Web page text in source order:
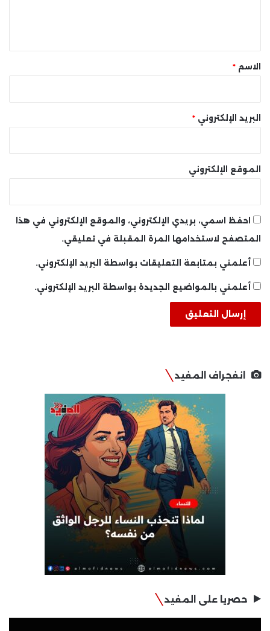
* الاسم *
البريد الإلكتروني *
الموقع الإلكتروني
احفظ اسمي، بريدي الإلكتروني، والموقع الإلكتروني في هذا
المتصفح لاستخدامها المرة المقبلة في تعليقي.
أعلمني بمتابعة التعليقات بواسطة البريد الإلكتروني.
أعلمني بالمواضيع الجديدة بواسطة البريد الإلكتروني.
انفجراف المفيد
حصريا على المفيد